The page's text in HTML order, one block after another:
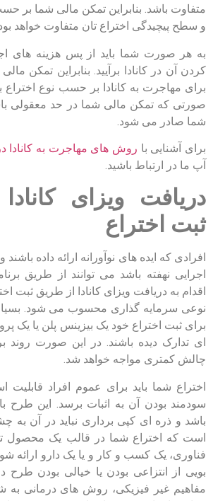
متفاوت باشد. بنابراین تمکن مالی شما بر
و سطح پیچیدگی اختراع تان متفاوت خواهد
به هر صورت شما باید از پس هزینه های
کردن آن در کانادا برآیید. بنابراین تمکن
برای مهاجرت به کانادا بر حسب نوع
صورتی که تمکن مالی شما در حد معقولی
شما صادر می شود.
برای آشنایی با روش های مهاجرت به کانادا در
آپ ما در ارتباط باشید.
دریافت ویزای
ثبت اختراع
افرادی که ایده های نوآورانه ارائه داده باشند
اجرایی نهفته باشد می توانند از طریق
اقدام به دریافت ویزای کانادا از طریق ثبت
نوعی سرمایه گذاری محسوب می شود.
برای ثبت اختراع خود یک بیزینس پلن یا یک
ای تدارک دیده باشند. در این صورت روند
چالش کمتری مواجه خواهد شد.
اختراع شما باید برای عموم افراد قابلیت
سودمند بودن آن به اثبات برسد. این طرح
باشد و ذره ای کپی برداری نباید در آن به
است که اختراع شما در قالب یک محصول
فناوری، یک کسب و کار و یا یک دارو ارائه
بویی از انتزاعی بودن یا خیالی بودن طرح
مفاهیم غیر فیزیکی، روش های درمانی به